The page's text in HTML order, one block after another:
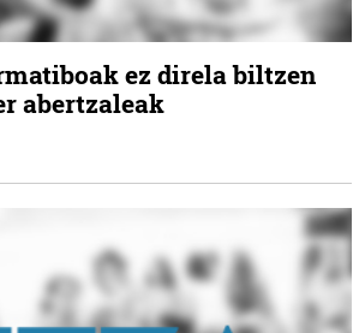
ez direla biltzen
abertzaleak